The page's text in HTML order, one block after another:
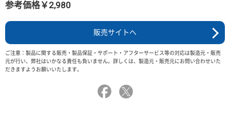
参考価格￥2,980
販売サイトへ
ご注意：製品に関する販売・製品保証・サポート・アフターサービス等の対応は製造元・販売
元が行い、弊社はいかなる責任も負いません。詳しくは、製造元・販売元にお問い合わせいた
だきますようお願いいたします。